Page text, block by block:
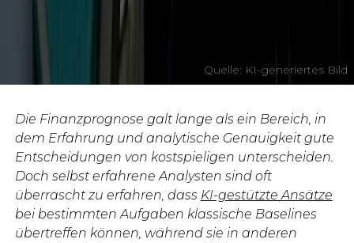
Quelle: KI-generiertes Bild
Die Finanzprognose galt lange als ein Bereich, in
dem Erfahrung und analytische Genauigkeit gute
Entscheidungen von kostspieligen unterscheiden.
Doch selbst erfahrene Analysten sind oft
überrascht zu erfahren, dass KI-gestützte Ansätze
bei bestimmten Aufgaben klassische Baselines
übertreffen können, während sie in anderen